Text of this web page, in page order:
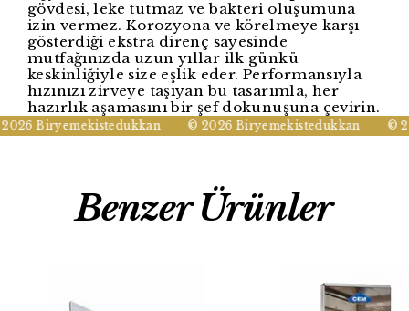
gövdesi, leke tutmaz ve bakteri oluşumuna
izin vermez. Korozyona ve körelmeye karşı
gösterdiği ekstra direnç sayesinde
mutfağınızda uzun yıllar ilk günkü
keskinliğiyle size eşlik eder. Performansıyla
hızınızı zirveye taşıyan bu tasarımla, her
hazırlık aşamasını bir şef dokunuşuna çevirin.
Biryemekistedukkan © 2026 Biryemekistedukkan ©
Benzer Ürünler